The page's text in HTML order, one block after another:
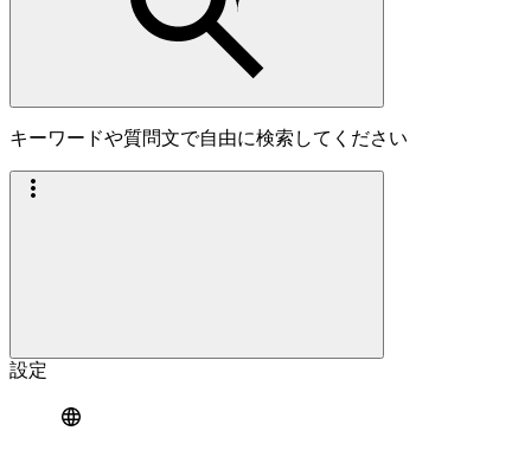
キーワードや質問文で自由に検索してください
設定